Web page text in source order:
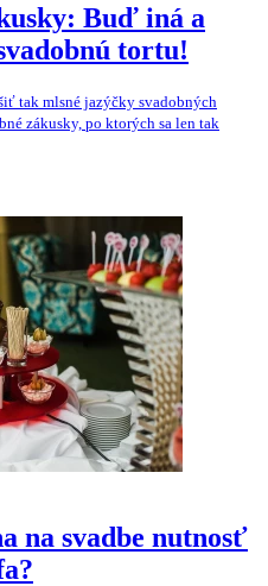
Buď iná a
tortu!
tak mlsné jazýčky svadobných
zákusky, po ktorých sa len tak
na svadbe nutnosť